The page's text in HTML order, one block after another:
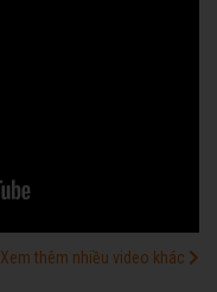
Xem thêm nhiều video khác